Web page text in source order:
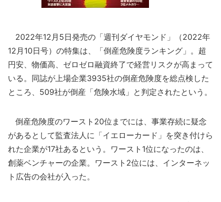
2022年12月5日発売の「週刊ダイヤモンド」（2022年
12月10日号）の特集は、「倒産危険度ランキング」。超
円安、物価高、ゼロゼロ融資終了で経営リスクが高まって
いる。同誌が上場企業3935社の倒産危険度を総点検した
ところ、509社が倒産「危険水域」と判定されたという。
倒産危険度のワースト20位までには、事業存続に疑念
があるとして監査法人に「イエローカード」を突き付けら
れた企業が17社あるという。ワースト1位になったのは、
創薬ベンチャーの企業。ワースト2位には、インターネッ
ト広告の会社が入った。